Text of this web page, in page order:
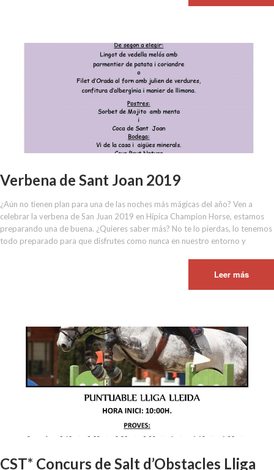
Verbena de Sant Joan 2019
¿Aún no tienen plan para una de las noches más mágicas del año? Ven a
celebrar la verbena de San Juan 2019 en Hípica Champion Horse, estamos
preparando una de buena. ¿Quieres saber más? No te lo pierdas, lo tenemos
todo preparado para que disfrutes como nunca en nuestro entorno y
Leer más
CST* Concurs de Salt d’Obstacles Lliga